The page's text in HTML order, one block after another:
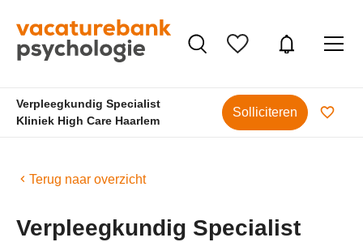
Verpleegkundig Specialist
Kliniek High Care Haarlem
Solliciteren
Terug naar overzicht
Verpleegkundig Specialist